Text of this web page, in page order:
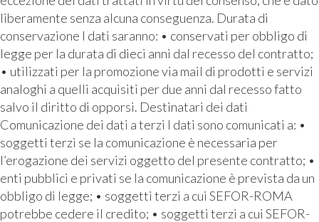
liberamente senza alcuna conseguenza. Durata di
conservazione I dati saranno: • conservati per obbligo di
legge per la durata di dieci anni dal recesso del contratto;
• utilizzati per la promozione via mail di prodotti e servizi
analoghi a quelli acquisiti per due anni dal recesso fatto
salvo il diritto di opporsi. Destinatari dei dati
Comunicazione dei dati a terzi I dati sono comunicati a: •
soggetti terzi se la comunicazione è necessaria per
l’erogazione dei servizi oggetto del presente contratto; •
enti pubblici e privati se la comunicazione è prevista da un
obbligo di legge; • soggetti terzi a cui SEFOR-ROMA
potrebbe cedere il credito; • soggetti terzi a cui SEFOR-